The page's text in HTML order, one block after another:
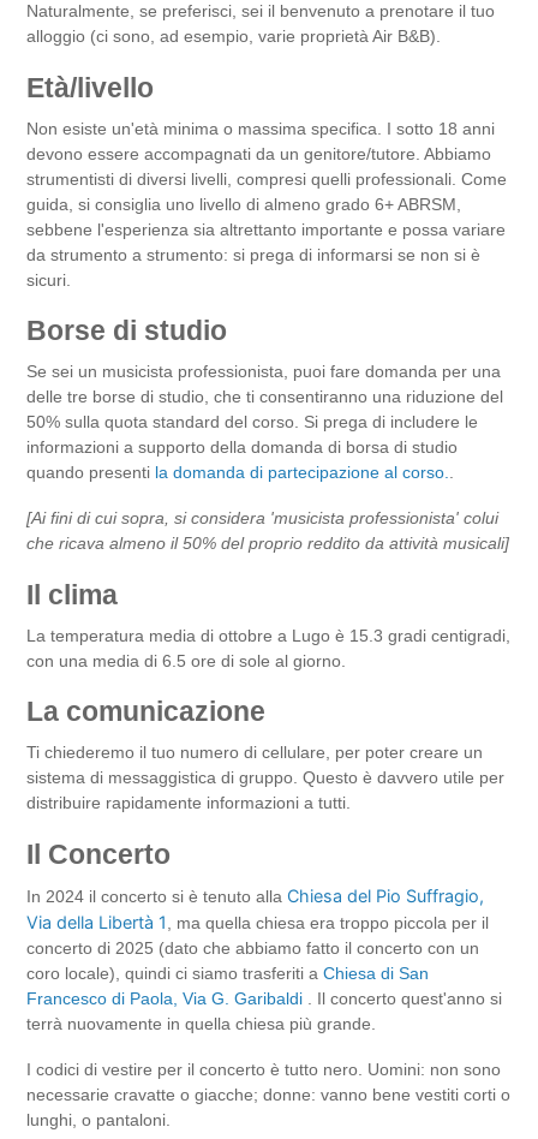
Naturalmente, se preferisci, sei il benvenuto a prenotare il tuo
alloggio (ci sono, ad esempio, varie proprietà Air B&B).
Età/livello
Non esiste un'età minima o massima specifica. I sotto 18 anni
devono essere accompagnati da un genitore/tutore. Abbiamo
strumentisti di diversi livelli, compresi quelli professionali. Come
guida, si consiglia uno livello di almeno grado 6+ ABRSM,
sebbene l'esperienza sia altrettanto importante e possa variare
da strumento a strumento: si prega di informarsi se non si è
sicuri.
Borse di studio
Se sei un musicista professionista, puoi fare domanda per una
delle tre borse di studio, che ti consentiranno una riduzione del
50% sulla quota standard del corso. Si prega di includere le
informazioni a supporto della domanda di borsa di studio
quando presenti la domanda di partecipazione al corso.
[Ai fini di cui sopra, si considera 'musicista professionista' colui
che ricava almeno il 50% del proprio reddito da attività musicali]
Il clima
La temperatura media di ottobre a Lugo è 15.3 gradi centigradi,
con una media di 6.5 ore di sole al giorno.
La comunicazione
Ti chiederemo il tuo numero di cellulare, per poter creare un
sistema di messaggistica di gruppo. Questo è davvero utile per
distribuire rapidamente informazioni a tutti.
Il Concerto
In 2024 il concerto si è tenuto allaChiesa del Pio Suffragio,
Via della Libertà 1
, ma quella chiesa era troppo piccola per il
concerto di 2025 (dato che abbiamo fatto il concerto con un
coro locale), quindi ci siamo trasferiti aChiesa di San
Francesco di Paola, Via G. Garibaldi . Il concerto quest'anno si
terrà nuovamente in quella chiesa più grande.
I codici di vestire per il concerto è tutto nero. Uomini: non sono
necessarie cravatte o giacche; donne: vanno bene vestiti corti o
lunghi, o pantaloni.